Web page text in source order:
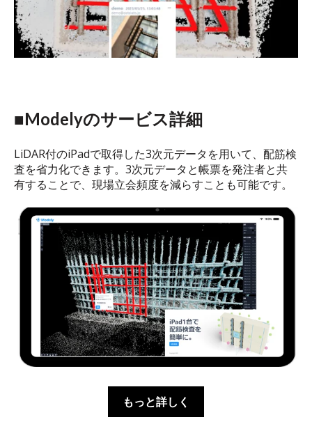
■Modelyのサービス詳細
LiDAR付のiPadで取得した3次元データを用いて、配筋検
査を省力化できます。3次元データと帳票を発注者と共
有することで、現場立会頻度を減らすことも可能です。
もっと詳しく